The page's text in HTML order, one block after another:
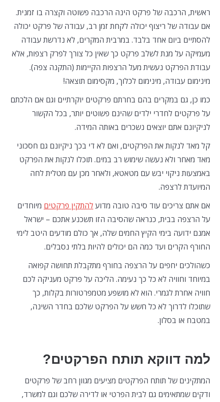
ראשית, הרכבה של פרקט הינה הרכבה פשוטה וקצרה בו זמנית.
אם עבודה של ריצוף יכולה לקחת זמן רב, עבודה של פרקט יכולה
להסתיים ביום אחד בלבד. במרבית המקרים, לא נדרשת עבודה
מעמיקה על מנת לשלב פרקט כך שאין כל צורך לפרק רצפות, אלא
עבודת הפרקט נעשית מעל הרצפות הקיימות (התקנה צפה).
מינימום עבודה, מינימום לכלוך, מקסימום תוצאה!
כמו כן, גם במקרים בהם בחרתם פרקטים יוקרתיים וגם אם הלכתם
על פרקטים לחדרי ילדים שהינם פשוטים יותר, בכל הקשור
לניקיונם אתם יוצאים נשכרים באותה המידה.
קל מאד לנקות את הפרקטים, ואם לא די בכך ניקיונם גם חסכוני
מאד מאחר ולא נעשה שימוש רב במים. תוכלו לנקות את הפרקט
באמצעות ניקוי יבש עם מטאטא, ולאחר מכן עם מטלית לחה
המיועדת לרצפה.
אם אתם צריכים עוד סיבה טובה מדועלהתקין פרקטים מיוחדים
על הרצפה בבית, כנראה שהסיבה הזו תשכנע אתכם – ישראל
אמנם ידועה בימי הקיץ החמים שלה, אך כולם מודעים היטב לימי
החורף הקרים ועד כמה הם יכולים להיות בלתי נסבלים.
כשהולכים יחפים על הרצפה בחורף מתקבלת תחושה קפואה
במיוחד וחוויה לא כל כך נעימה. הליכה על פרקט מעניקה לכם
חוויה אחרת לגמרי. הוא לא מושפע מטמפרטורות בקלות, כך
שתוכלו לדרוך לא כל חשש על הפרקט שלכם בחדר השינה,
במטבח או בסלון.
למה דווקא תותח הפרקטים?
המתקינים של תותח הפרקטים מציעים מגוון רחב של פרקטים
ודקים שמתאימים גם לבית הפרטי או לדירה שלכם וגם למשרד,